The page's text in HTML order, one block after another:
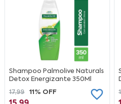
Shampoo Palmolive Naturals
Detox Energizante 350Ml
17,99
11% OFF